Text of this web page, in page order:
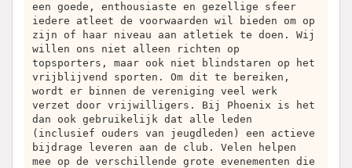
een goede, enthousiaste en gezellige sfeer
iedere atleet de voorwaarden wil bieden om op
zijn of haar niveau aan atletiek te doen. Wij
willen ons niet alleen richten op
topsporters, maar ook niet blindstaren op het
vrijblijvend sporten. Om dit te bereiken,
wordt er binnen de vereniging veel werk
verzet door vrijwilligers. Bij Phoenix is het
dan ook gebruikelijk dat alle leden
(inclusief ouders van jeugdleden) een actieve
bijdrage leveren aan de club. Velen helpen
mee op de verschillende grote evenementen die